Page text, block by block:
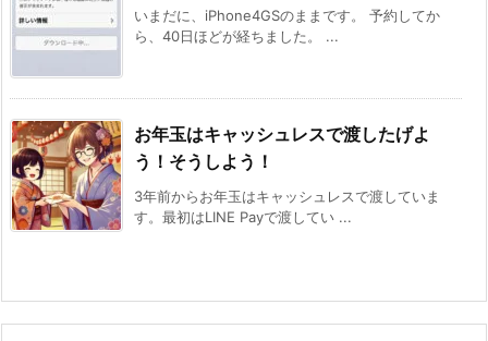
いまだに、iPhone4GSのままです。 予約してか
ら、40日ほどが経ちました。 ...
お年玉はキャッシュレスで渡したげよ
う！そうしよう！
3年前からお年玉はキャッシュレスで渡していま
す。最初はLINE Payで渡してい ...